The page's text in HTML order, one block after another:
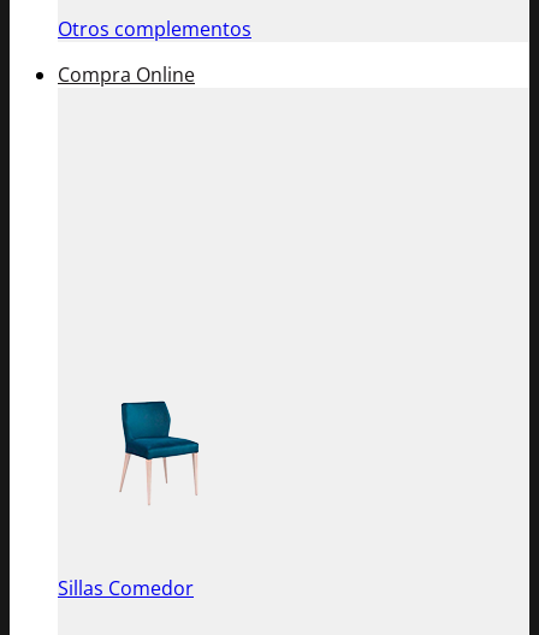
Otros complementos
Compra Online
Sillas Comedor